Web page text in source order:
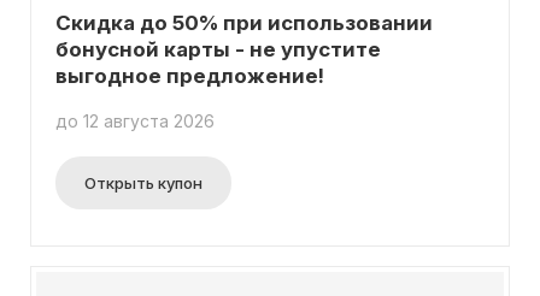
Скидка до 50% при использовании
бонусной карты - не упустите
выгодное предложение!
до 12 августа 2026
Открыть купон